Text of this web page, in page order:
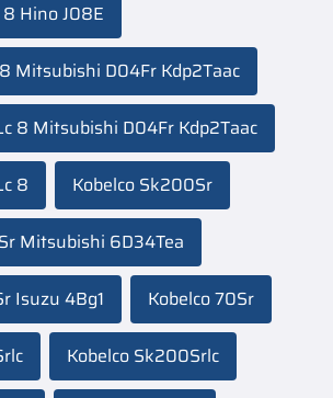
Hino J08E
Mitsubishi D04Fr Kdp2Taac
8 Mitsubishi D04Fr Kdp2Taac
8 Kobelco Sk200Sr
Mitsubishi 6D34Tea
Isuzu 4Bg1 Kobelco 70Sr
Kobelco Sk200Srlc